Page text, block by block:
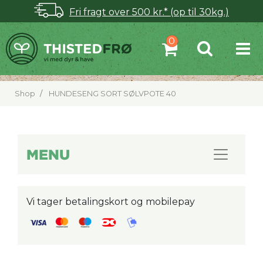
Fri fragt over 500 kr.* (op til 30kg.)
Shop HUNDESENG SORT SØLVPOTE 40
MENU
Vi tager betalingskort og mobilepay